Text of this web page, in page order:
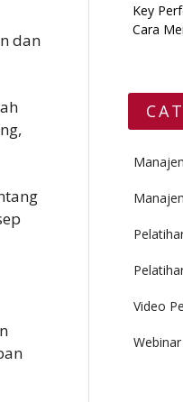
dan
Key
Cara
Video